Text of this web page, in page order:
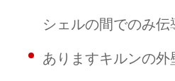
シェルの間でのみ
ありますキルンの